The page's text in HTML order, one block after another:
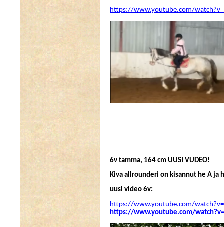
https://www.youtube.com/
6v tamma, 164 cm UUSI VUDEO!
Kiva allrounderi on kisannut he A ja
uusi video 6v:
https://www.youtube.com/
https://www.youtube.com/